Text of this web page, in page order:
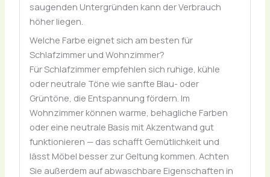
saugenden Untergründen kann der Verbrauch
höher liegen.
Welche Farbe eignet sich am besten für
Schlafzimmer und Wohnzimmer?
Für Schlafzimmer empfehlen sich ruhige, kühle
oder neutrale Töne wie sanfte Blau- oder
Grüntöne, die Entspannung fördern. Im
Wohnzimmer können warme, behagliche Farben
oder eine neutrale Basis mit Akzentwand gut
funktionieren — das schafft Gemütlichkeit und
lässt Möbel besser zur Geltung kommen. Achten
Sie außerdem auf abwaschbare Eigenschaften in